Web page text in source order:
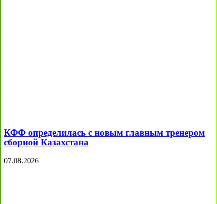
КФФ определилась с новым главным тренером
сборной Казахстана
07.08.2026